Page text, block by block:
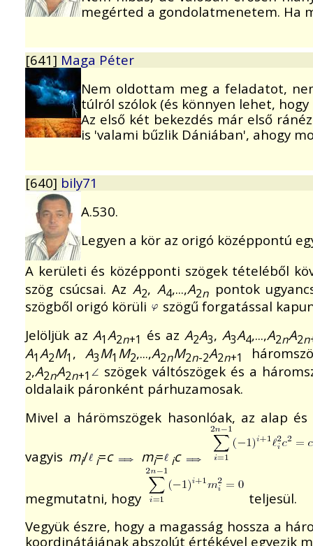
megérted a gondolatmenetem. Ha
[641] Maga Péter
Nem oldottam meg a feladatot,
túlról szólok (és könnyen lehet,
Az első két bekezdés már első
is 'valami bűzlik Dániában', ahogy
[640] bily71
A.530.
Legyen a kör az origó középpontú
A kerületi és középponti szögek tételéből
szög csúcsai. AzA2, A4,...,A2npontok
szögből origó körüli
szögű forgatással
Jelöljük az A1A2n+1 és az A2A3, A3A4,...,A2nA2n
A1A2M1 , A3M1 M2,...,A2nM2n-2A2n+1
2,A2nA2n+1
szögek váltószögek és a
oldalaik páronként párhuzamosak.
Mivel a hárömszögek hasonlóak, az alap
vagyis mi/ i=c mi= ic
megmutatni, hogy
teljesül.
Vegyük észre, hogy a magasság hossza a
koordinátájának abszolút értékével egyezik